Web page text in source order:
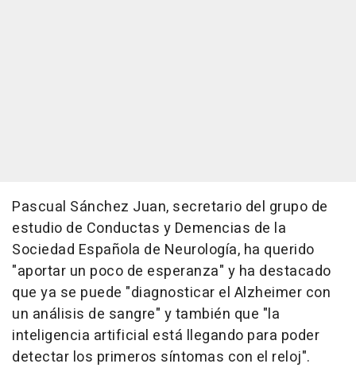
Pascual Sánchez Juan, secretario del grupo de
estudio de Conductas y Demencias de la
Sociedad Española de Neurología, ha querido
"aportar un poco de esperanza" y ha destacado
que ya se puede "diagnosticar el Alzheimer con
un análisis de sangre" y también que "la
inteligencia artificial está llegando para poder
detectar los primeros síntomas con el reloj".